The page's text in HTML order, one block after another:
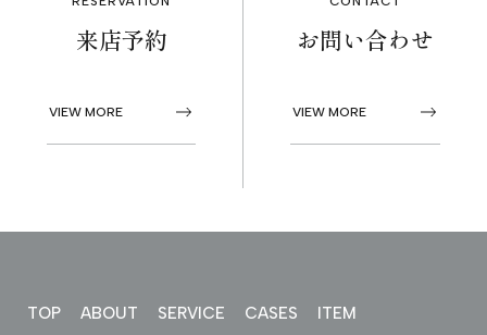
NEWS
来店予約
来店予約
VIEW MORE
お問い合わせ
VIEW MORE
TOP ABOUT SERVICE CASES ITEM